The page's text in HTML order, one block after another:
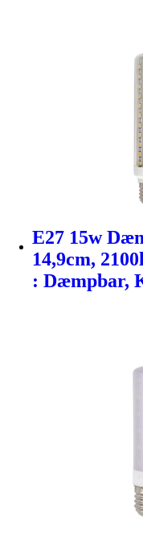
E27 15w
14,9cm,
: Dæmpbar,